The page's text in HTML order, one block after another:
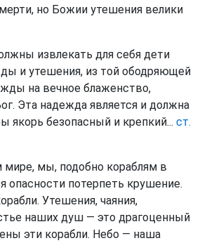
но Божии утешения велики
извлекать для себя дети
и утешения, из той ободряющей
на вечное блаженство,
Эта надежда является и должна
якорь безопасный и крепкий... ст.
мире, мы, подобно кораблям в
опасности потерпеть крушение.
Утешения, чаяния,
наших душ — это драгоценный
эти корабли. Небо — наша